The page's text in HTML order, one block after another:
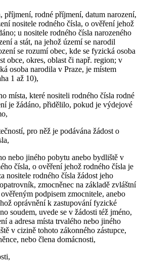
příjmení, rodné příjmení, datum narození,
nositele rodného čísla, o ověření jehož
u nositele rodného čísla narozeného
a stát, na jehož území se narodil
se rozumí obec, kde se fyzická osoba
obce, okres, oblast či např. region; v
osoba narodila v Praze, je místem
1 až 10),
místa, které nositeli rodného čísla rodné
je žádáno, přidělilo, pokud je výdejové
pro něž je podávána žádost o
nebo jiného pobytu anebo bydliště v
čísla, o ověření jehož rodného čísla je
nositele rodného čísla žádost jeho
zmocněnec na základě zvláštní
podpisem zmocnitele, anebo
oprávnění k zastupování fyzické
soudem, uvede se v žádosti též jméno,
a adresa místa trvalého nebo jiného
v cizině tohoto zákonného zástupce,
nebo člena domácnosti,